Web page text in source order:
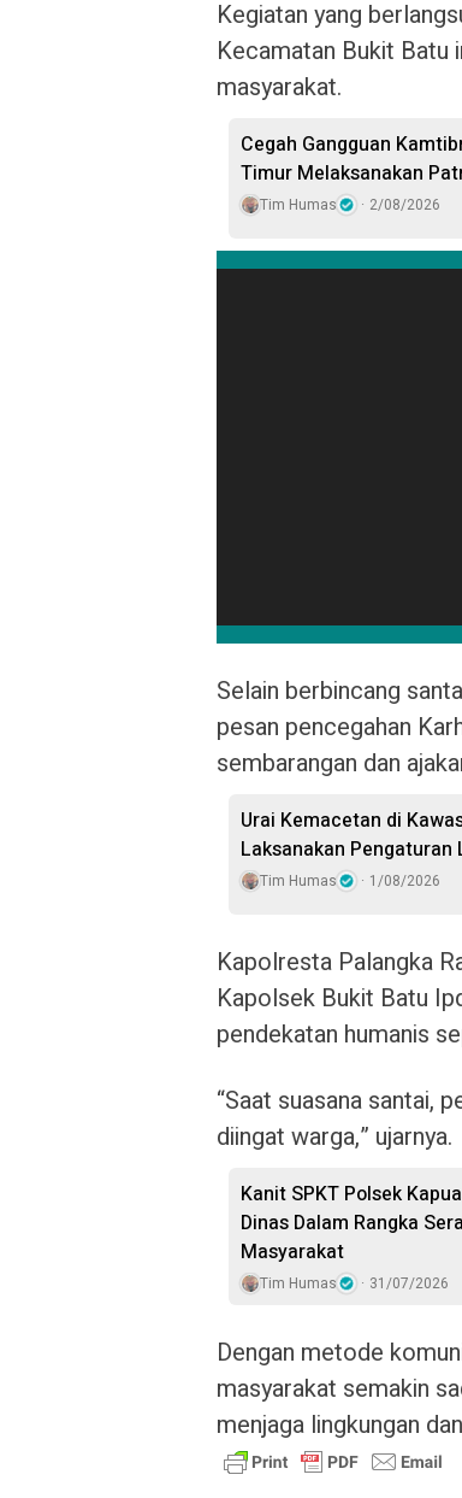
Kegiatan yang
Kecamatan Bukit Batu
masyarakat.
Cegah Gangguan
Timur Melaksanakan
Tim Humas 2/08/2026
Selain berbincang
pesan pencegahan
sembarangan dan
Urai Kemacetan di
Laksanakan Pengaturan
Tim Humas 1/08/2026
Kapolresta Palangka
Kapolsek Bukit Batu
pendekatan humanis
“Saat suasana santai,
diingat warga,” ujarnya.
Kanit SPKT Polsek
Dinas Dalam Rangka
Masyarakat
Tim Humas 31/07/2026
Dengan metode
masyarakat semakin
menjaga lingkungan